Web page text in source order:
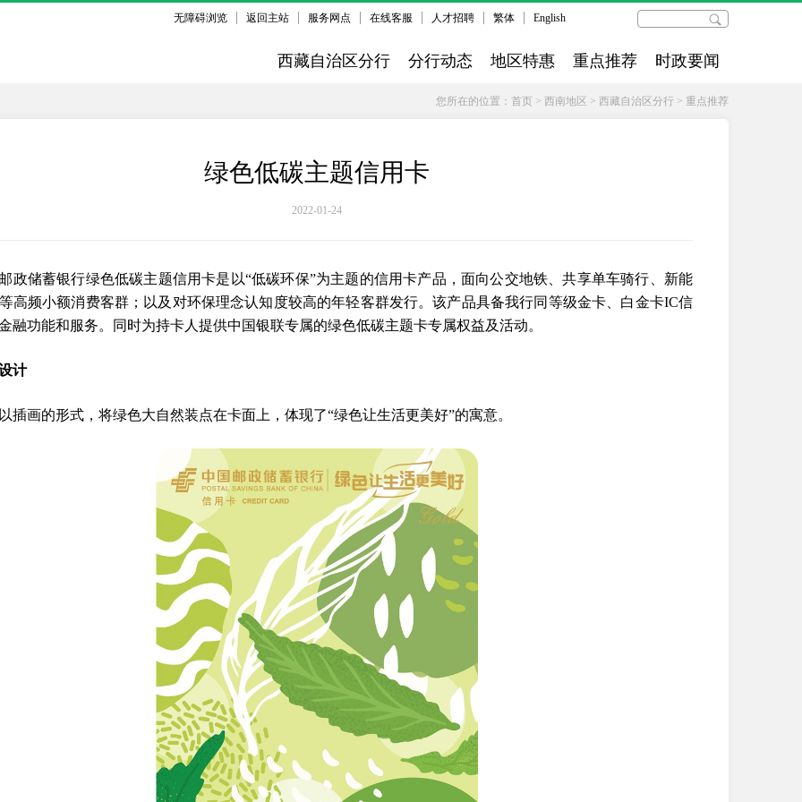
无障碍浏览 返回主站 服务网点 在线客服 人才招聘 繁体 English
西藏自治区分行 分行动态 地区特惠 重点推荐 时政要闻
您所在的位置： 首页 > 西南地区 > 西藏自治区分行 > 重点推荐
绿色低碳主题信用卡
2022-01-24
政储蓄银行绿色低碳主题信用卡是以“低碳环保”为主题的信用卡产品，面向公交地铁、共享单车骑行、新能
高频小额消费客群；以及对环保理念认知度较高的年轻客群发行。该产品具备我行同等级金卡、白金卡IC信
融功能和服务。同时为持卡人提供中国银联专属的绿色低碳主题卡专属权益及活动。
计
插画的形式，将绿色大自然装点在卡面上，体现了“绿色让生活更美好”的寓意。